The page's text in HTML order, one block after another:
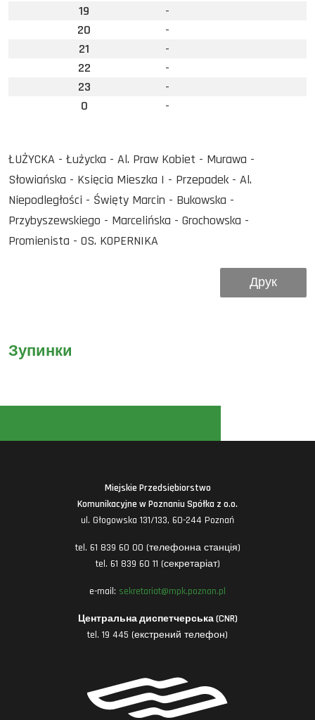
Зупинки
19
-
20
-
21
-
22
-
23
-
0
-
ŁUŻYCKA - Łużycka - Al. Praw Kobiet - Murawa -
Słowiańska - Księcia Mieszka I - Przepadek - Al.
Niepodległości - Święty Marcin - Bukowska -
Przybyszewskiego - Marcelińska - Grochowska -
Promienista - OS. KOPERNIKA
Друк
Miejskie Przedsiębiorstwo
Komunikacyjne w Poznaniu Spółka z o.o.
ul. Głogowska 131/133, 60-244 Poznań
tel. 61 839 60 00 (телефонна станція)
tel. 61 839 60 11 (секретаріат)
e-mail: sekretariat@mpk.poznan.pl
Центральна диспетчерська (CNR)
tel. 19 445 (екстрений телефон)